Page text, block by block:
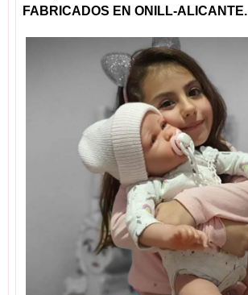
FABRICADOS EN ONILL-ALICANTE.